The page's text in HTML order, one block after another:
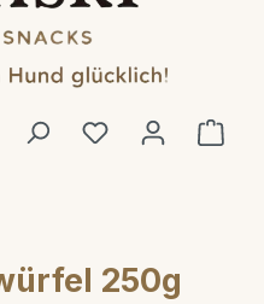
250g